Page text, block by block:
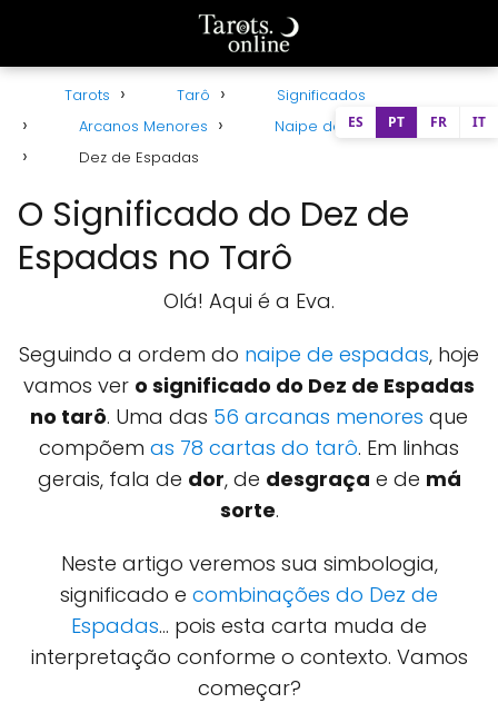
Tarots Tarô
Significados
Arcanos Menores
Naipe de Espadas
Dez de Espadas
O Significado do Dez de
Espadas no Tarô
Olá! Aqui é a Eva.
Seguindo a ordem do naipe de espadas, hoje
vamos ver o significado do Dez de Espadas
no tarô. Uma das 56 arcanas menores que
compõem as 78 cartas do tarô. Em linhas
gerais, fala de dor, de desgraça e de má
sorte.
Neste artigo veremos sua simbologia,
significado e combinações do Dez de
Espadas... pois esta carta muda de
interpretação conforme o contexto. Vamos
começar?
ES PT FR IT